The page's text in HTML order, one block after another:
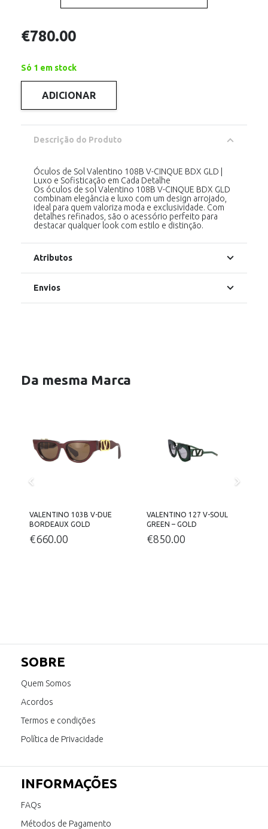
€780.00
Só 1 em stock
Quantidade
de
108B
CINQUE
ADICIONAR
Descrição do Produto
Óculos de Sol Valentino 108B V-CINQUE BDX GLD |
Luxo e Sofisticação em Cada Detalhe
Os óculos de sol Valentino 108B V-CINQUE BDX GLD
combinam elegância e luxo com um design arrojado,
ideal para quem valoriza moda e exclusividade. Com
detalhes refinados, são o acessório perfeito para
destacar qualquer look com estilo e distinção.
Atributos
Envios
Da mesma Marca
VALENTINO 103B V-DUE
BORDEAUX GOLD
€660.00
VALENTINO 127 V-SOUL
GREEN – GOLD
€850.00
SOBRE
Quem Somos
Acordos
Termos e condições
Política de Privacidade
INFORMAÇÕES
FAQs
Métodos de Pagamento